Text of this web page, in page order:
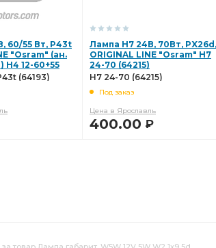
60/55 Вт, P43t
"Osram" (ан.
H4 12-60+55
(64193)
Лампа Н7 24В, 70Вт, PX26d,
ORIGINAL LINE "Osram" H7
24-70 (64215)
H7 24-70 (64215)
Под заказ
Цена в Ярославль
400.00 Р